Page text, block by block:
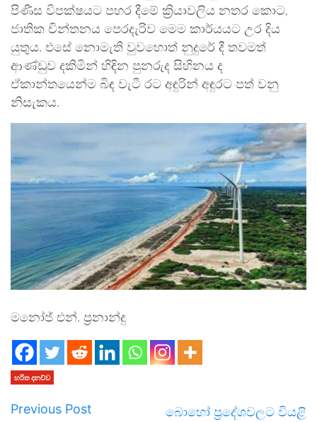
පිණිස විපක්ෂයට පහර දීමේ ක්‍රියාවලිය නතර කොට,
ජාතික චින්තනය පෙරදැරිව මෙම කාර්යයට උර දිය
යුතුය. එසේ නොමැති වුවහොත් නුදුරේ දී තවමත්
ආණ්ඩුව දකිමින් හිඳින පුනරුද සිහිනය ද
ඒකාන්තයෙන්ම බිඳ වැටී රට අඳුරින් අඳුරට පත් වනු
නිසැකය.
මනෝජ් එන්. ප්‍රනාන්දු
හරිත දනව්ව
Previous Post බොහෝ ප්‍රදේශවලට වියළි